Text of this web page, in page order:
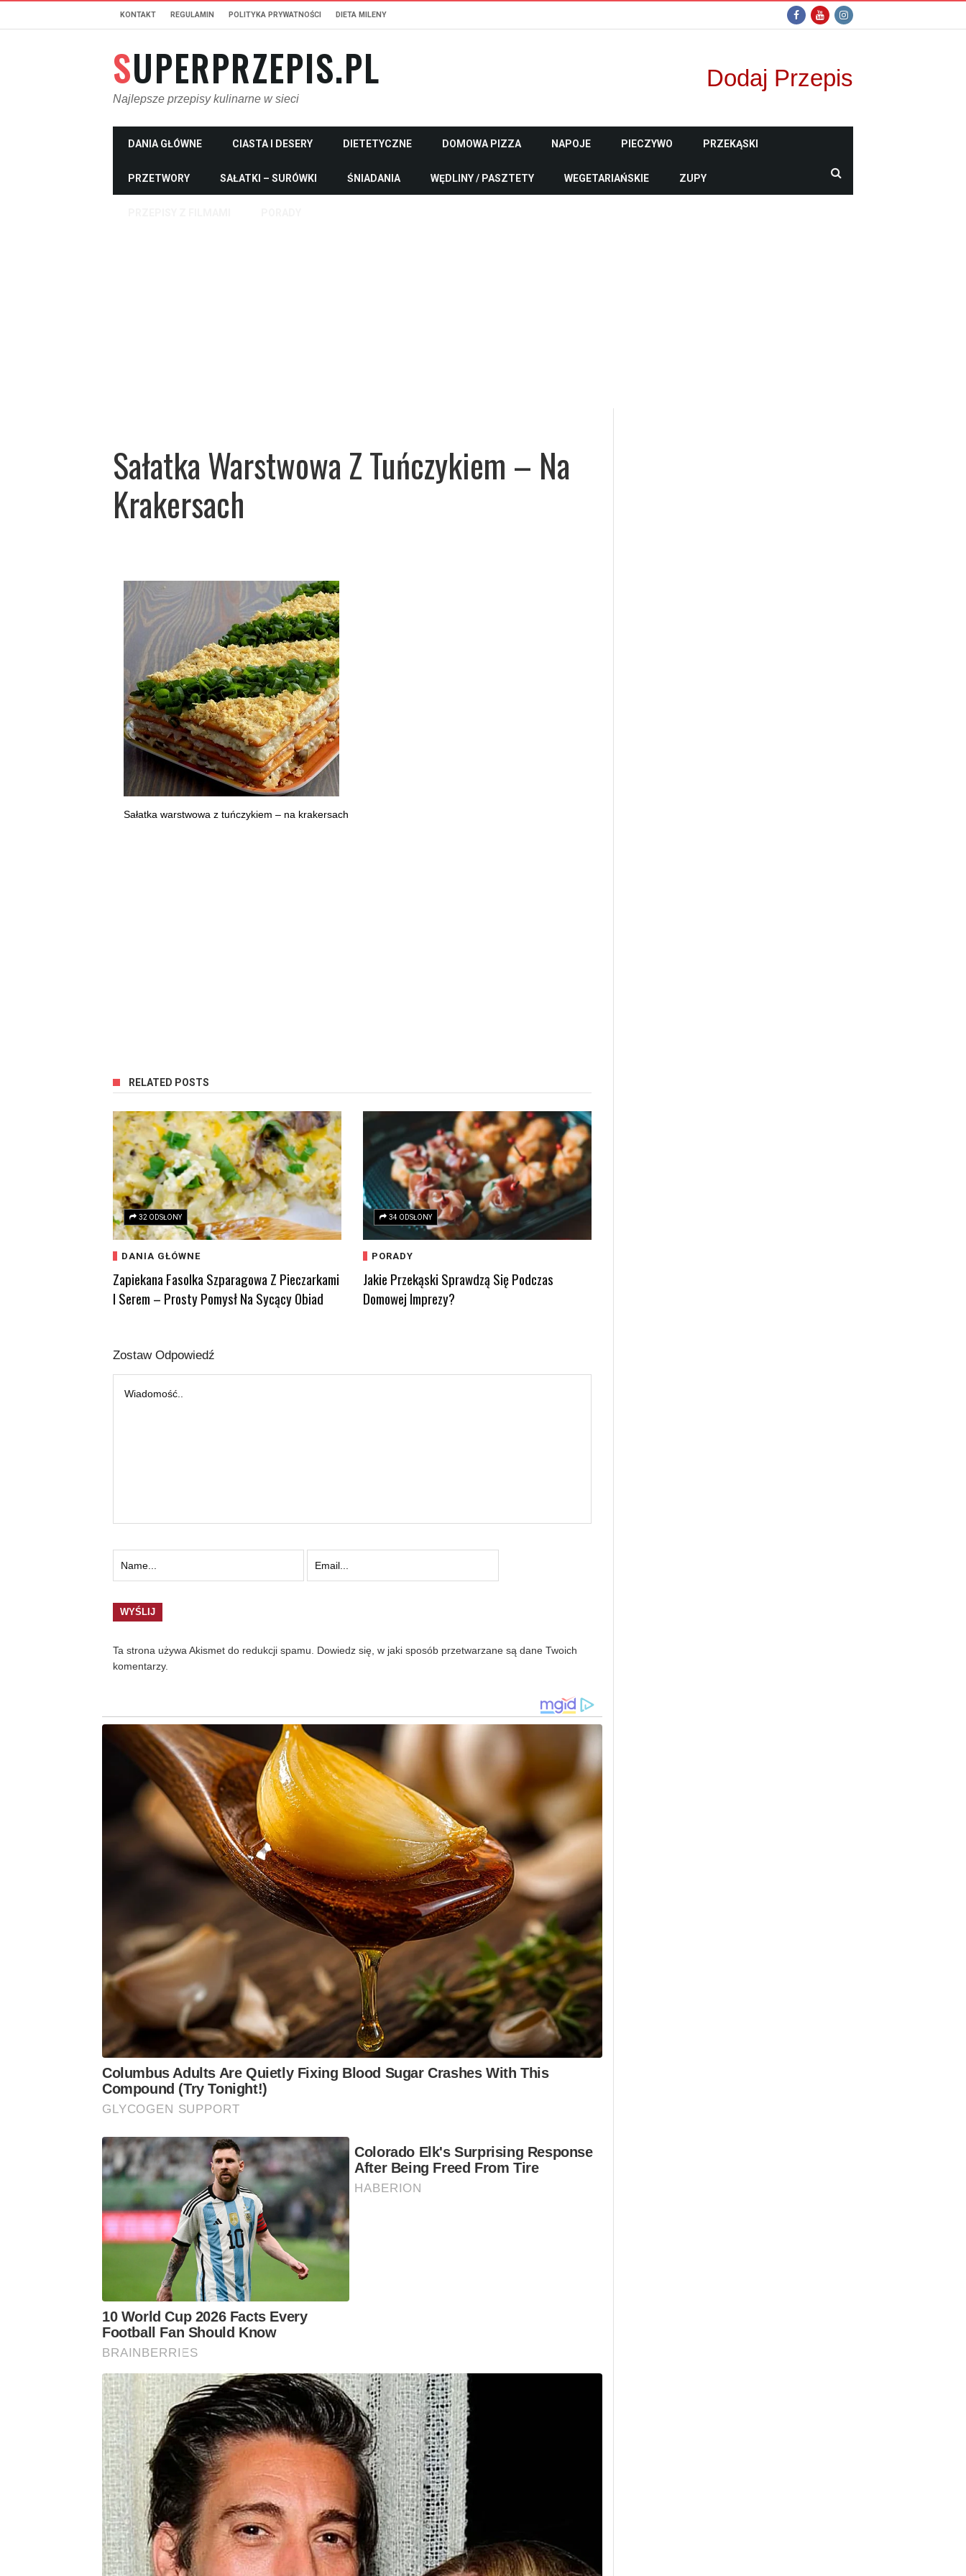
KONTAKT REGULAMIN POLITYKA PRYWATNOŚCI DIETA MILENY
SUPERPRZEPIS.PL
Najlepsze przepisy kulinarne w sieci
Dodaj Przepis
DANIA GŁÓWNE CIASTA I DESERY DIETETYCZNE DOMOWA PIZZA NAPOJE PIECZYWO PRZEKĄSKI
PRZETWORY SAŁATKI – SURÓWKI ŚNIADANIA WĘDLINY / PASZTETY WEGETARIAŃSKIE ZUPY
Sałatka Warstwowa Z Tuńczykiem – Na
Krakersach
Sałatka warstwowa z tuńczykiem – na krakersach
RELATED POSTS
32 ODSŁONY
DANIA GŁÓWNE
Zapiekana Fasolka Szparagowa Z Pieczarkami
I Serem – Prosty Pomysł Na Sycący Obiad
34 ODSŁONY
PORADY
Jakie Przekąski Sprawdzą Się Podczas
Domowej Imprezy?
Zostaw Odpowiedź
Ta strona używa Akismet do redukcji spamu. Dowiedz się, w jaki sposób przetwarzane są dane Twoich
komentarzy.